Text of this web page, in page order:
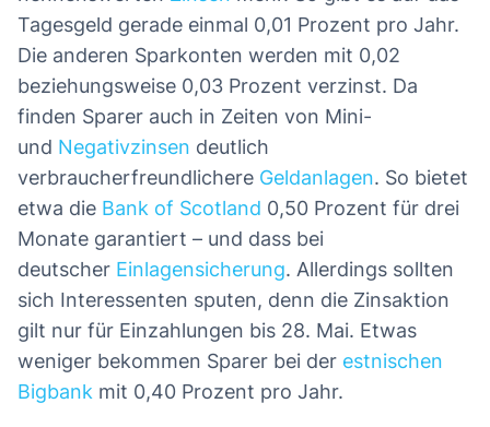
Tagesgeld gerade einmal 0,01 Prozent pro Jahr.
Die anderen Sparkonten werden mit 0,02
beziehungsweise 0,03 Prozent verzinst. Da
finden Sparer auch in Zeiten von Mini-
und Negativzinsen deutlich
verbraucherfreundlichere Geldanlagen. So bietet
etwa die Bank of Scotland 0,50 Prozent für drei
Monate garantiert – und dass bei
deutscher Einlagensicherung. Allerdings sollten
sich Interessenten sputen, denn die Zinsaktion
gilt nur für Einzahlungen bis 28. Mai. Etwas
weniger bekommen Sparer bei der estnischen
Bigbank mit 0,40 Prozent pro Jahr.